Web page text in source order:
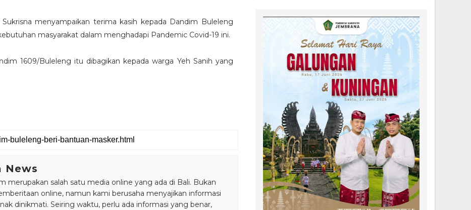
menyampaikan terima kasih kepada Dandim Buleleng
masyarakat dalam menghadapi Pandemic Covid-19 ini.
1609/Buleleng itu dibagikan kepada warga Yeh Sanih yang
News
merupakan salah satu media online yang ada di Bali. Bukan
online, namun kami berusaha menyajikan informasi
dinikmati. Seiring waktu, perlu ada informasi yang benar,